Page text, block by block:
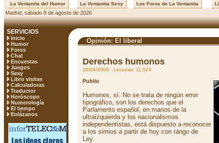
La Ventanita del Humor La Ventanita Sexy Los Foros de La Ventanita
Madrid, sábado 8 de agosto de 2026
SERVICIOS
Inicio
Humor
Foros
Chat
Encuestas
Juegos
Sexy
Libro visitas
Calculadoras
Traductor
Horóscopo
Numerología
El tiempo
Enlázanos
Opinión: El liberal
Derechos humonos
29/04/2006 Lecturas: 11.524
Publio
Humonos, sí. No se trata de ningún error
tipográfico, son los derechos que el
Parlamento español, en manos de la
ultraizquierda y los nacionalismos
independentistas, está dispuesto a reconocer
a los simios a partir de hoy con rango de
Ley.